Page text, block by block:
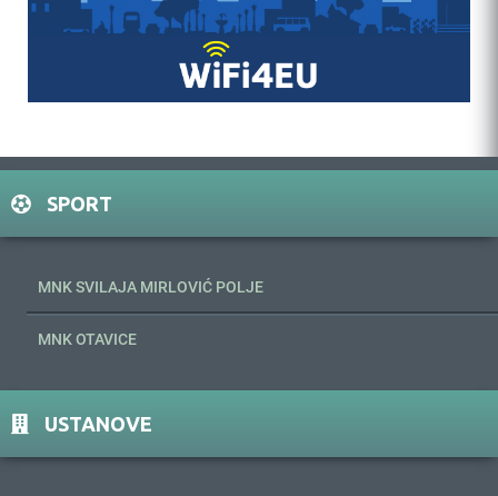
SPORT
MNK SVILAJA MIRLOVIĆ POLJE
MNK OTAVICE
USTANOVE